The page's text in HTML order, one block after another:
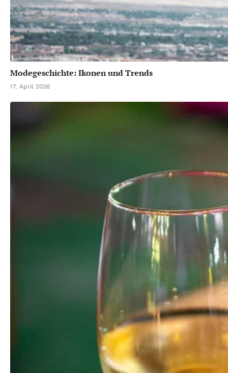
Modegeschichte: Ikonen und Trends
17. April 2026